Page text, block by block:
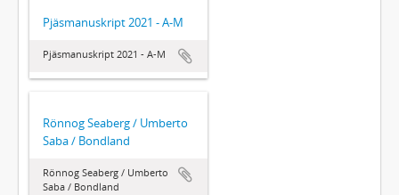
Pjäsmanuskript 2021 - A-M
Pjäsmanuskript 2021 - A-M
Rönnog Seaberg / Umberto
Saba / Bondland
Rönnog Seaberg / Umberto
Saba / Bondland